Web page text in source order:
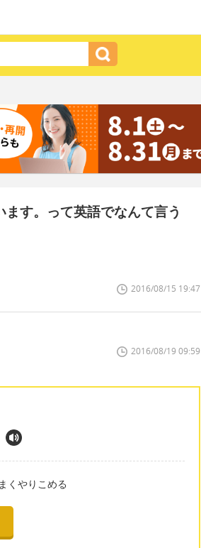
す。って英語でなんて言う
2016/08/15 19:47
2016/08/19 09:59
くやりこめる